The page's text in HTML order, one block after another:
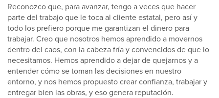
Reconozco que, para avanzar, tengo a veces que hacer
parte del trabajo que le toca al cliente estatal, pero así y
todo los prefiero porque me garantizan el dinero para
trabajar. Creo que nosotros hemos aprendido a movernos
dentro del caos, con la cabeza fría y convencidos de que lo
necesitamos. Hemos aprendido a dejar de quejarnos y a
entender cómo se toman las decisiones en nuestro
entorno, y nos hemos propuesto crear confianza, trabajar y
entregar bien las obras, y eso genera reputación.